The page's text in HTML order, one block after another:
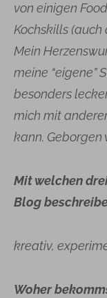
von einigen
Kochskills
Mein
meine “eigene”
besonders
mich mit
kann. Geborgen
Mit welchen
Blog
kreativ,
Woher